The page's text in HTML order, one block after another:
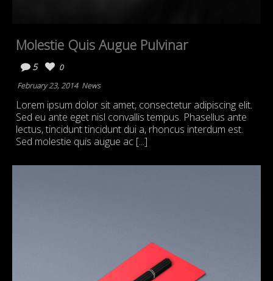
Molestie Quis Augue Pulvinar
5
0
February 23, 2014 News
Lorem ipsum dolor sit amet, consectetur adipiscing elit.
Sed eu ante eget nisl convallis tempus. Phasellus ante
lectus, tincidunt tincidunt dui a, rhoncus interdum est.
Sed molestie quis augue ac [...]